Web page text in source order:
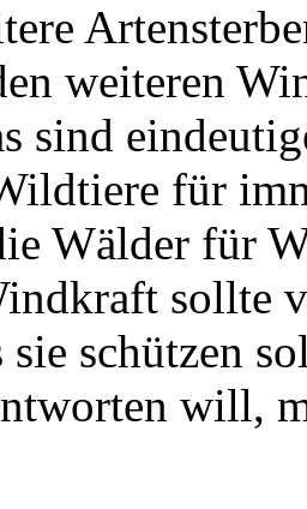
weiteren
sind
für
Wälder für
sollte
sie schützen
will,